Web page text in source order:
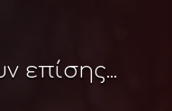
επίσης...